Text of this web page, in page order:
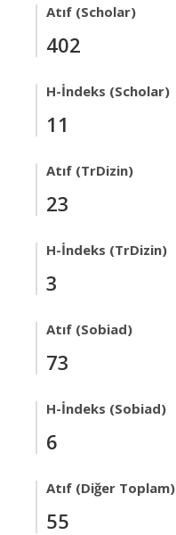
Atıf (Scholar)
402
H-İndeks (Scholar)
11
Atıf (TrDizin)
23
H-İndeks (TrDizin)
3
Atıf (Sobiad)
73
H-İndeks (Sobiad)
6
Atıf (Diğer Toplam)
55